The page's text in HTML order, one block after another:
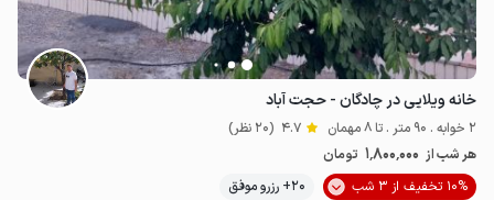
خانه ویلایی در چادگان - حجت آباد
2 خوابه . 90 متر . تا 8 مهمان 4.7 (20 نظر)
هر شب از 1٬800٬000 تومان
10% تخفیف از 3 شب
20+ رزرو موفق